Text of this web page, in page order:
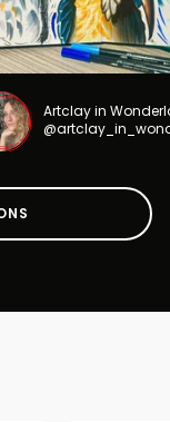
Artclay in